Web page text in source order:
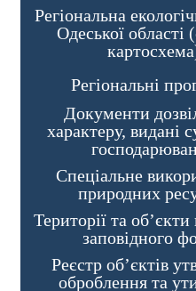
Регіональна
Одеської області
Регіональні
Документи
характеру, видані
Спеціальне
природних
Території та
заповідного
Реєстр об’єктів
оброблення та